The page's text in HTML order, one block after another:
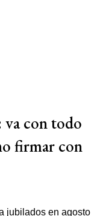
va con todo
firmar con